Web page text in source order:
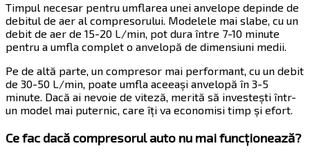
Timpul necesar pentru umflarea unei anvelope depinde de
debitul de aer al compresorului. Modelele mai slabe, cu un
debit de aer de 15-20 L/min, pot dura între 7-10 minute
pentru a umfla complet o anvelopă de dimensiuni medii.
Pe de altă parte, un compresor mai performant, cu un debit
de 30-50 L/min, poate umfla aceeași anvelopă în 3-5
minute. Dacă ai nevoie de viteză, merită să investești într-
un model mai puternic, care îți va economisi timp și efort.
Ce fac dacă compresorul auto nu mai funcționează?